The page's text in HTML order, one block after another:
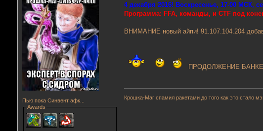
Пью пока Синвент афк...
Awards
4 декабря 2016! Воскресенье, 17-00 МСК,
Программа: FFA, команды, и CTF под
ВНИМАНИЕ новый айпи! 91.107.104.204
ПРОДОЛЖЕНИЕ
Крошка-Маг спамил ракетами до того как это стало